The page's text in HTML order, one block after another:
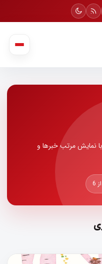
نمایش مرتب خبرها و